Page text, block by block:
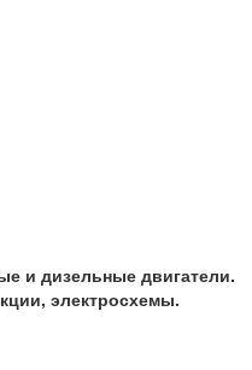
и дизельные двигатели.
электросхемы.